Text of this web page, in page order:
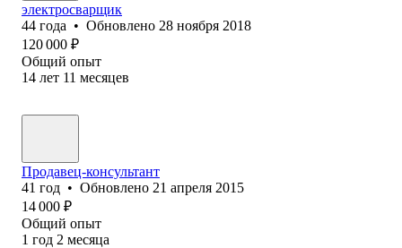
электросварщик
44 года • Обновлено 28 ноября 2018
120 000 ₽
Общий опыт
14 лет 11 месяцев
Продавец-консультант
41 год • Обновлено 21 апреля 2015
14 000 ₽
Общий опыт
1 год 2 месяца